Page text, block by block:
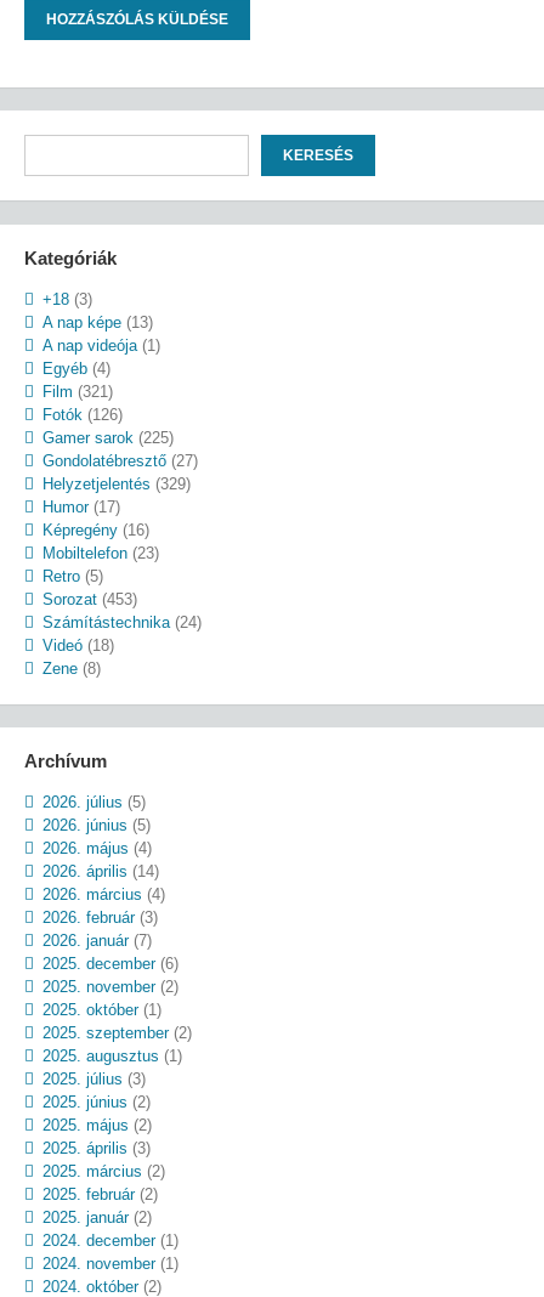
KERESÉS
Kategóriák
+18(3)
A nap képe(13)
A nap videója(1)
Egyéb(4)
Film (321)
Fotók (126)
Gamer sarok (225)
Gondolatébresztő(27)
Helyzetjelentés (329)
Humor(17)
Képregény(16)
Mobiltelefon(23)
Retro(5)
Sorozat(453)
Számítástechnika(24)
Videó(18)
Zene(8)
Archívum
2026. július (5)
2026. június (5)
2026. május (4)
2026. április (14)
2026. március (4)
2026. február(3)
2026. január(7)
2025. december(6)
2025. november(2)
2025. október(1)
2025. szeptember(2)
2025. augusztus (1)
2025. július (3)
2025. június (2)
2025. május (2)
2025. április (3)
2025. március (2)
2025. február(2)
2025. január(2)
2024. december(1)
2024. november(1)
2024. október(2)